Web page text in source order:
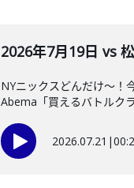
2026年7月19日 vs
NYニックスどんだけ～！
Abema「買えるバトルク
2026.07.21 |